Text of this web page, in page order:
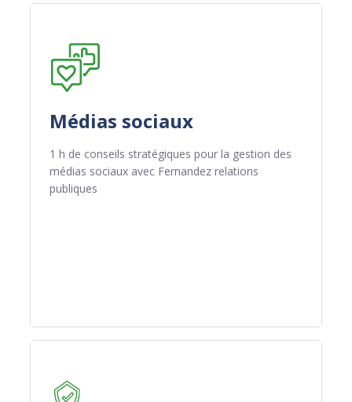
Médias sociaux
1 h de conseils stratégiques pour la gestion des
médias sociaux avec Fernandez relations
publiques